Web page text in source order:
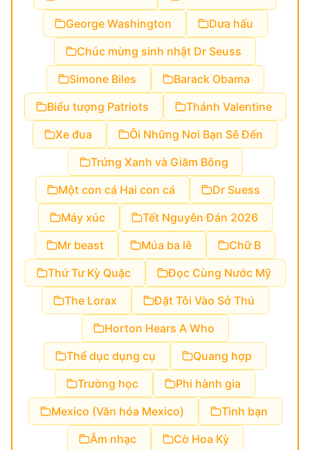
George Washington
Dưa hấu
Chúc mừng sinh nhật Dr Seuss
Simone Biles
Barack Obama
Biểu tượng Patriots
Thánh Valentine
Xe đua
Ôi Những Nơi Bạn Sẽ Đến
Trứng Xanh và Giăm Bông
Một con cá Hai con cá
Dr Suess
Máy xúc
Tết Nguyên Đán 2026
Mr beast
Múa ba lê
Chữ B
Thứ Tư Kỳ Quặc
Đọc Cùng Nước Mỹ
The Lorax
Đặt Tôi Vào Sở Thú
Horton Hears A Who
Thể dục dụng cụ
Quang hợp
Trường học
Phi hành gia
Mexico (Văn hóa Mexico)
Tình bạn
Âm nhạc
Cờ Hoa Kỳ